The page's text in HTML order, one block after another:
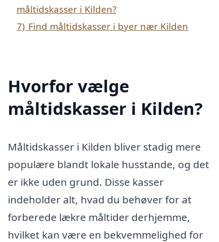
måltidskasser i Kilden?
7) Find måltidskasser i byer nær Kilden
Hvorfor vælge
måltidskasser i Kilden?
Måltidskasser i Kilden bliver stadig mere
populære blandt lokale husstande, og det
er ikke uden grund. Disse kasser
indeholder alt, hvad du behøver for at
forberede lækre måltider derhjemme,
hvilket kan være en bekvemmelighed for